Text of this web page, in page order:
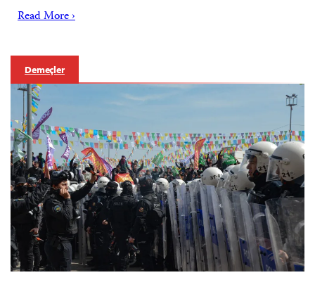
Read More ›
Demeçler